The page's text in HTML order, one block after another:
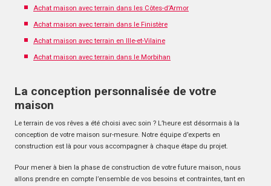
Achat maison avec terrain dans les Côtes-d’Armor
Achat maison avec terrain dans le Finistère
Achat maison avec terrain en Ille-et-Vilaine
Achat maison avec terrain dans le Morbihan
La conception personnalisée de votre
maison
Le terrain de vos rêves a été choisi avec soin ? L’heure est désormais à la
conception de votre maison sur-mesure. Notre équipe d’experts en
construction est là pour vous accompagner à chaque étape du projet.
Pour mener à bien la phase de construction de votre future maison, nous
allons prendre en compte l’ensemble de vos besoins et contraintes, tant en